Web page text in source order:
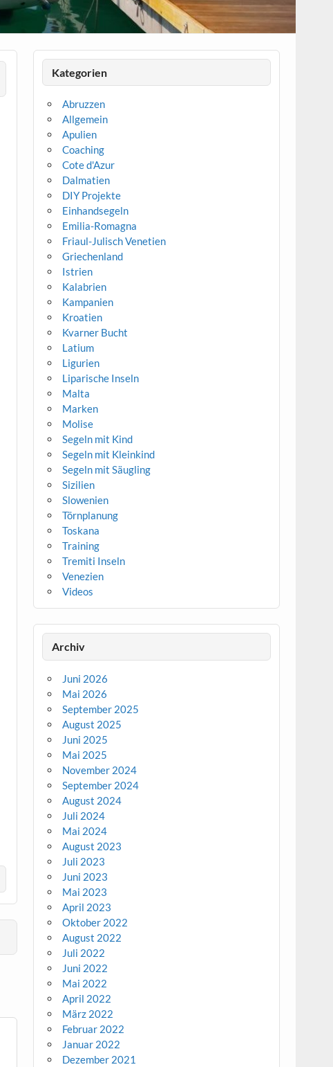
Kategorien
Abruzzen
Allgemein
Apulien
Coaching
Cote d'Azur
Dalmatien
DIY Projekte
Einhandsegeln
Emilia-Romagna
Friaul-Julisch Venetien
Griechenland
Istrien
Kalabrien
Kampanien
Kroatien
Kvarner Bucht
Latium
Ligurien
Liparische Inseln
Malta
Marken
Molise
Segeln mit Kind
Segeln mit Kleinkind
Segeln mit Säugling
Sizilien
Slowenien
Törnplanung
Toskana
Training
Tremiti Inseln
Venezien
Videos
Archiv
Juni 2026
Mai 2026
September 2025
August 2025
Juni 2025
Mai 2025
November 2024
September 2024
August 2024
Juli 2024
Mai 2024
August 2023
Juli 2023
Juni 2023
Mai 2023
April 2023
Oktober 2022
August 2022
Juli 2022
Juni 2022
Mai 2022
April 2022
März 2022
Februar 2022
Januar 2022
Dezember 2021